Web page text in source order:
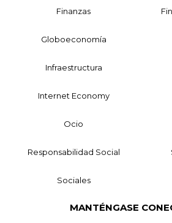
Finanzas
Globoeconomía
Infraestructura
Internet Economy
Ocio
Responsabilidad Social
Sociales
MANTÉNGASE